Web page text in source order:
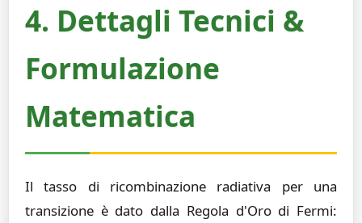
4. Dettagli Tecnici &
Formulazione
Matematica
Il tasso di ricombinazione radiativa per una
transizione è dato dalla Regola d'Oro di Fermi: